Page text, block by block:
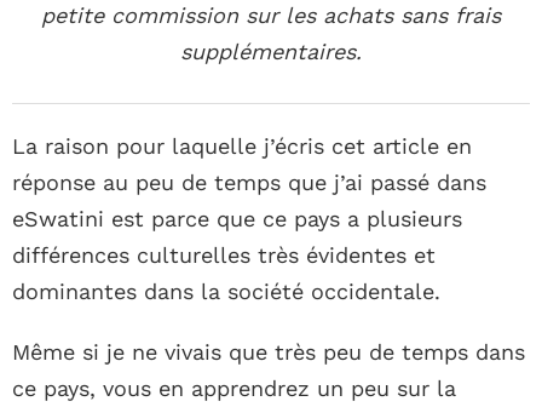
petite commission sur les achats sans frais
supplémentaires.
La raison pour laquelle j’écris cet article en
réponse au peu de temps que j’ai passé dans
eSwatini est parce que ce pays a plusieurs
différences culturelles très évidentes et
dominantes dans la société occidentale.
Même si je ne vivais que très peu de temps dans
ce pays, vous en apprendrez un peu sur la